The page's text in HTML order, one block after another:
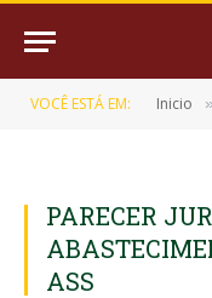
VOCÊ ESTÁ EM: Inicio »
PARECER
ASS